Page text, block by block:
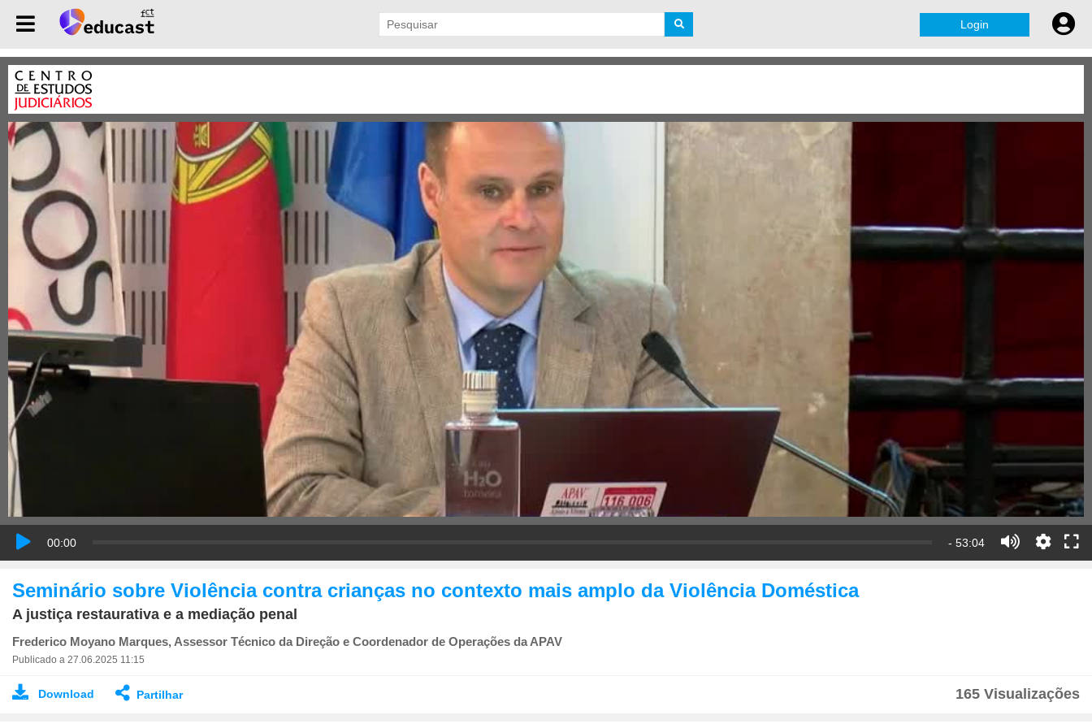
Login
00:00 - 53:04
Seminário sobre Violência contra crianças no contexto mais amplo da Violência Doméstica
A justiça restaurativa e a mediação penal
Frederico Moyano Marques, Assessor Técnico da Direção e Coordenador de Operações da APAV
Publicado a 27.06.2025 11:15
Download Partilhar 165 Visualizações